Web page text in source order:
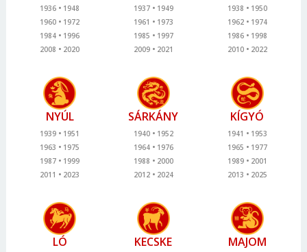
1936
1948
1960
1972
1984
1996
2008
2020
1937
1949
1961
1973
1985
1997
2009
2021
1938
1950
1962
1974
1986
1998
2010
2022
NYÚL
1939
1951
1963
1975
1987
1999
2011
2023
SÁRKÁNY
1940
1952
1964
1976
1988
2000
2012
2024
KÍGYÓ
1941
1953
1965
1977
1989
2001
2013
2025
LÓ KECSKE MAJOM